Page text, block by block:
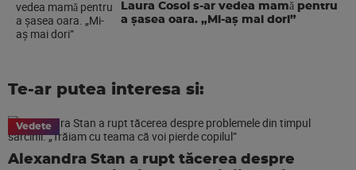
Laura Cosoi s-ar vedea mamǎ pentru
a şasea oara. „Mi-aș mai dori”
Te-ar putea interesa si:
Vedete
Alexandra Stan a rupt tăcerea despre